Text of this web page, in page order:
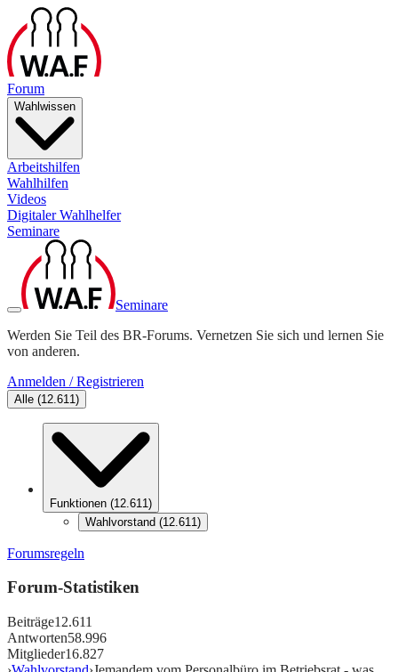
Forum
Wahlwissen
Arbeitshilfen
Wahlhilfen
Videos
Digitaler Wahlhelfer
Seminare
Seminare
Werden Sie Teil des BR-Forums. Vernetzen Sie sich und lernen Sie
von anderen.
Anmelden / Registrieren
Alle (12.611)
Funktionen (12.611)
Wahlvorstand (12.611)
Forumsregeln
Forum-Statistiken
Beiträge12.611
Antworten58.996
Mitglieder16.827